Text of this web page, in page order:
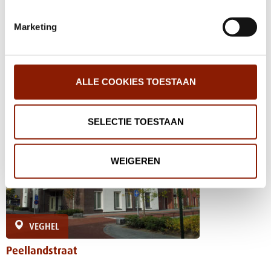
Marketing
ALLE COOKIES TOESTAAN
SELECTIE TOESTAAN
WEIGEREN
De Kuilen 19
VEGHEL
Peellandstraat